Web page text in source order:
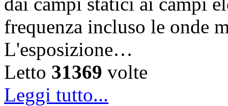
frequenza incluso le onde
L'esposizione…
Letto 31369 volte
Leggi tutto...